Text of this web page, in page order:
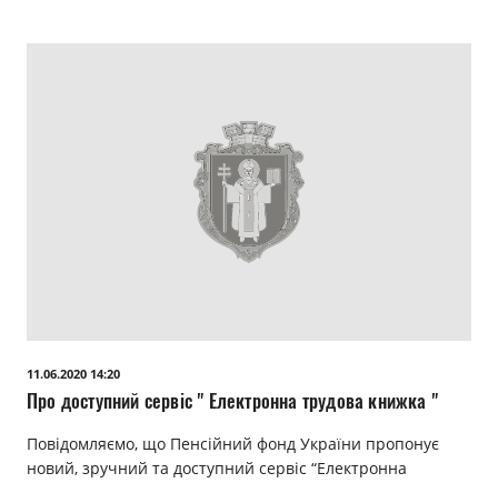
11.06.2020 14:20
Про доступний сервіс " Електронна трудова книжка "
Повідомляємо, що Пенсійний фонд України пропонує
новий, зручний та доступний сервіс “Електронна